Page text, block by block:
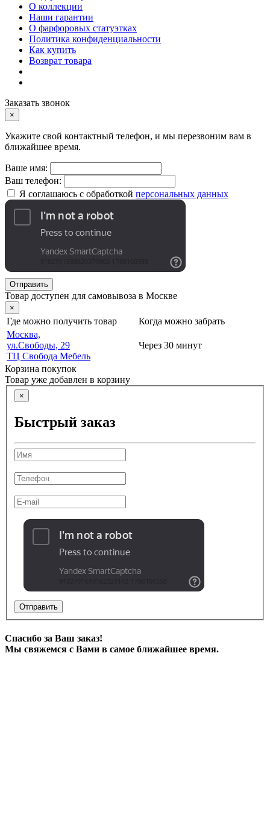
О коллекции
Наши гарантии
О фарфоровых статуэтках
Политика конфиденциальности
Как купить
Возврат товара
Заказать звонок
×
Укажите свой контактный телефон, и мы перезвоним вам в
ближайшее время.
Ваше имя:
Ваш телефон:
Я соглашаюсь с обработкой персональных данных
Отправить
Товар доступен для самовывоза в Москве
×
Где можно получить товар
Когда можно забрать
Москва,
ул.Свободы, 29
ТЦ Свобода Мебель
Через 30 минут
Корзина покупок
Товар уже добавлен в корзину
×
Быстрый заказ
Отправить
Спасибо за Ваш заказ!
Мы свяжемся с Вами в самое ближайшее время.